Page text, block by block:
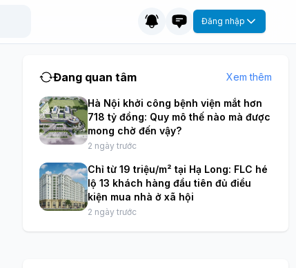
Đăng nhập
Đang quan tâm Xem thêm
Hà Nội khởi công bệnh viện mắt hơn
718 tỷ đồng: Quy mô thế nào mà được
mong chờ đến vậy?
2 ngày trước
Chỉ từ 19 triệu/m² tại Hạ Long: FLC hé
lộ 13 khách hàng đầu tiên đủ điều
kiện mua nhà ở xã hội
2 ngày trước